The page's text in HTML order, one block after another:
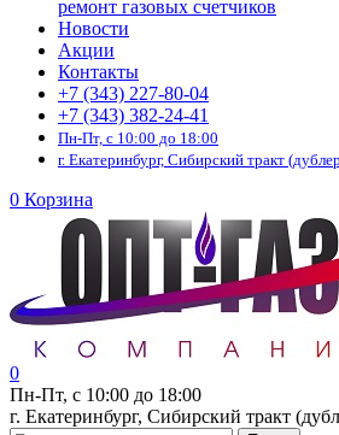
ремонт газовых счетчиков
Новости
Акции
Контакты
+7 (343) 227-80-04
+7 (343) 382-24-41
Пн-Пт, с 10:00 до 18:00
г. Екатеринбург, Сибирский тракт
0 Корзина
0
Пн-Пт, с 10:00 до 18:00
г. Екатеринбург, Сибирский тракт